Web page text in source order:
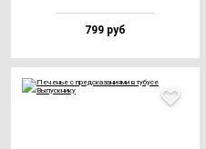
799 руб